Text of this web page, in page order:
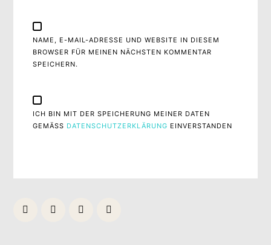
NAME, E-MAIL-ADRESSE UND WEBSITE IN DIESEM
BROWSER FÜR MEINEN NÄCHSTEN KOMMENTAR
SPEICHERN.
ICH BIN MIT DER SPEICHERUNG MEINER DATEN
GEMÄSS DATENSCHUTZERKLÄRUNG EINVERSTANDEN